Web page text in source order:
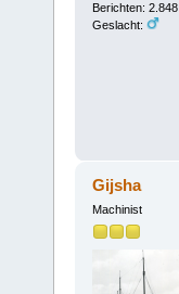
Berichten: 2.848
Geslacht:
Gijsha
Machinist